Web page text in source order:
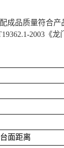
成品质量符合
2003 《
面距离